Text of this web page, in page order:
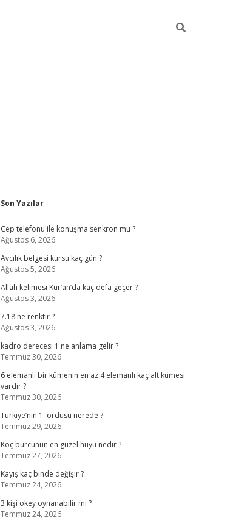
Sidebar
Son Yazılar
Cep telefonu ile konuşma senkron mu ?
Ağustos 6, 2026
Avcılık belgesi kursu kaç gün ?
Ağustos 5, 2026
Allah kelimesi Kur’an’da kaç defa geçer ?
Ağustos 3, 2026
7.18 ne renktir ?
Ağustos 3, 2026
kadro derecesi 1 ne anlama gelir ?
Temmuz 30, 2026
6 elemanlı bir kümenin en az 4 elemanlı kaç alt kümesi
vardır ?
Temmuz 30, 2026
Türkiye’nin 1. ordusu nerede ?
Temmuz 29, 2026
Koç burcunun en güzel huyu nedir ?
Temmuz 27, 2026
Kayış kaç binde değişir ?
Temmuz 24, 2026
3 kişi okey oynanabilir mi ?
Temmuz 24, 2026